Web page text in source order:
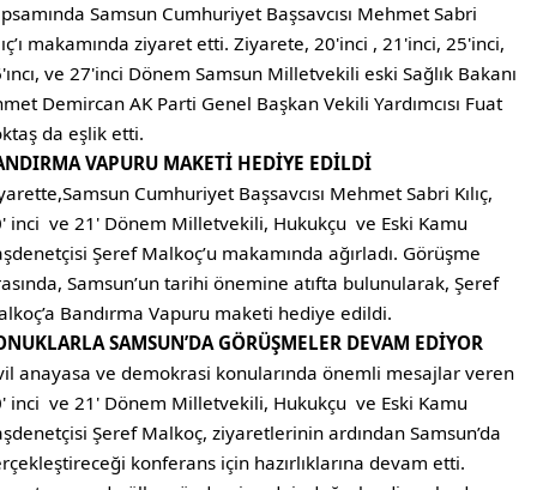
Samsun Cumhuriyet Başsavcısı Mehmet Sabri
makamında ziyaret etti. Ziyarete, 20'inci , 21'inci, 25'inci,
ve 27'inci Dönem Samsun Milletvekili eski Sağlık Bakanı
Demircan AK Parti Genel Başkan Vekili Yardımcısı Fuat
da eşlik etti.
VAPURU MAKETİ HEDİYE EDİLDİ
Cumhuriyet Başsavcısı Mehmet Sabri Kılıç,
inci ve 21' Dönem Milletvekili, Hukukçu ve Eski Kamu
Şeref Malkoç’u makamında ağırladı. Görüşme
Samsun’un tarihi önemine atıfta bulunularak, Şeref
Bandırma Vapuru maketi hediye edildi.
SAMSUN’DA GÖRÜŞMELER DEVAM EDİYOR
anayasa ve demokrasi konularında önemli mesajlar veren
inci ve 21' Dönem Milletvekili, Hukukçu ve Eski Kamu
Şeref Malkoç, ziyaretlerinin ardından Samsun’da
konferans için hazırlıklarına devam etti.